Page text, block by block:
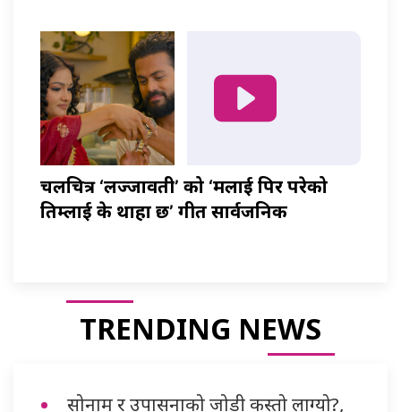
चलचित्र ‘लज्जावती’ को ‘मलाई पिर परेको
तिम्लाई के थाहा छ’ गीत सार्वजनिक
TRENDING NEWS
सोनाम र उपासनाको जोडी कस्तो लाग्यो?,